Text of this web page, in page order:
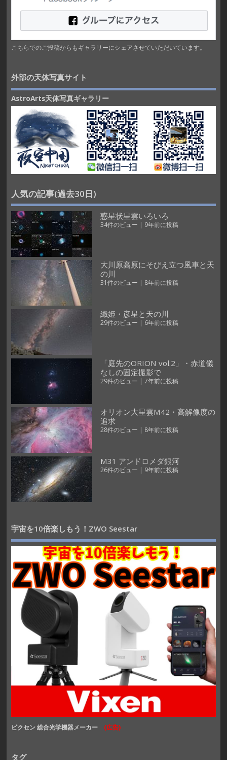
こちらでのご投稿からもギャラリーにシェアさせていただいています。
外部の天体写真サイト
AstroArts天体写真ギャラリー
人気の記事(過去30日)
惑星状星雲いろいろ
34件のビュー | 9年前に投稿
大川原高原にそびえ立つ風車と天
の川
31件のビュー 8年前に投稿
織姫・彦星と天の川
29件のビュー | 6年前に投稿
「庭先のORION vol.2」・赤道儀
なしの固定撮影で
29件のビュー | 7年前に投稿
オリオン大星雲M42・高解像度の
追求
28件のビュー | 8年前に投稿
M31 アンドロメダ銀河
26件のビュー | 9年前に投稿
宇宙を10倍楽しもう！ZWO Seestar
ビクセン 総合光学機器メーカー (広告)
タグ